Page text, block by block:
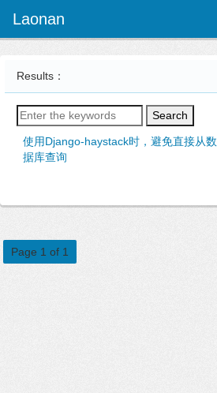
Laonan
Results：
Search
使用Django-haystack时，避免直接从数
据库查询
Page 1 of 1